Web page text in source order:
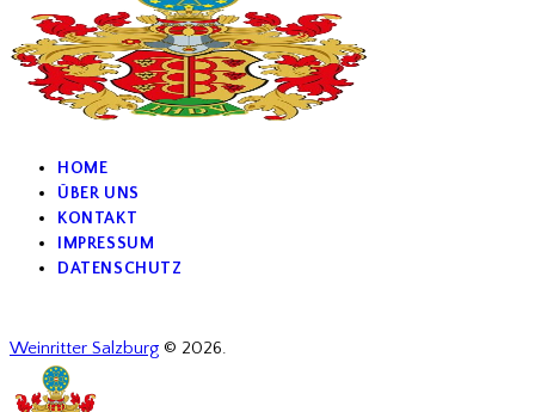
HOME
ÜBER UNS
KONTAKT
IMPRESSUM
DATENSCHUTZ
Weinritter Salzburg © 2026.